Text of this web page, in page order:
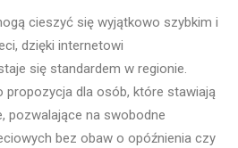
cieszyć się wyjątkowo szybkim i
dzięki internetowi
się standardem w regionie.
propozycja dla osób, które stawiają
pozwalające na swobodne
bez obaw o opóźnienia czy